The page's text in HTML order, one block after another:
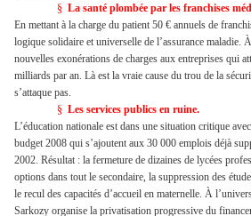
§ La santé plombée par les franchises
En mettant à la charge du patient 50 € annuels de
logique solidaire et universelle de l’assurance maladie.
nouvelles exonérations de charges aux entreprises qui
milliards par an. Là est la vraie cause du trou de la
s’attaque pas.
§ Les services publics en ruine.
L’éducation nationale est dans une situation critique
budget 2008 qui s’ajoutent aux 30 000 emplois déjà
2002. Résultat : la fermeture de dizaines de lycées
options dans tout le secondaire, la suppression des
le recul des capacités d’accueil en maternelle. À
Sarkozy organise la privatisation progressive du